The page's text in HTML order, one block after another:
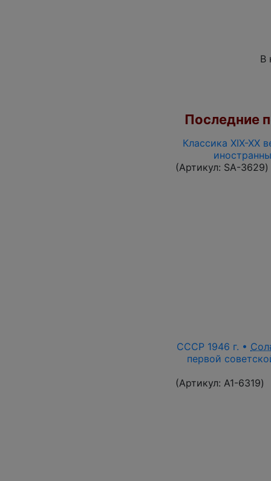
В
Последние
Классика XIX-XX
(Артикул: SA-3629)
СССР 1946 г. •
первой
(Артикул: A1-6319)